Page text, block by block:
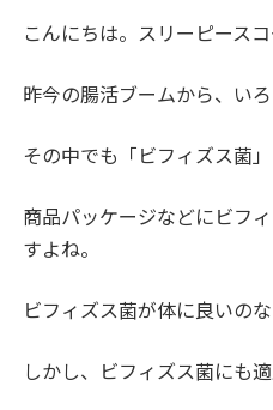
こんにちは。スリーピース
昨今の腸活ブームから、い
その中でも「ビフィズス菌
商品パッケージなどにビフ
すよね。
ビフィズス菌が体に良いの
しかし、ビフィズス菌にも